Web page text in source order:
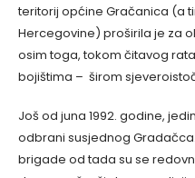
teritorij općine Gračanica (a
Hercegovine) proširila je za
osim toga, tokom čitavog
bojištima – širom
Još od juna 1992. godine,
odbrani susjednog Gradačca.
brigade od tada su se